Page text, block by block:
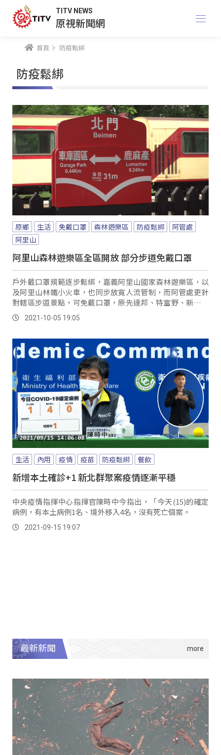
TITV NEWS
原視新聞網
首頁 防疫鬆綁
防疫鬆綁
原鄉 生活 免戴口罩 森林遊樂區 防疫鬆綁
阿管處
阿里山
阿里山森林遊樂區全區開放 部分步道免戴口罩
戶外戴口罩規範逐步鬆綁，嘉義阿里山國家森林遊樂區，以
及阿里山林鐵小火車，也同步放寬人流管制，而阿管處更針
對轄區步道景點，可免戴口罩，原先達邦、特富野、新美、
樂野村等，因擔心疫情未穩定，部分景點不希望民...。
2021-10-05 19:05
生活 內用 疫情 疫苗 防疫鬆綁 餐飲
新增本土確診+1 新北群聚案疫情逐漸平穩
中央疫情指揮中心指揮官陳時中今指出，「今天(15)的確定
病例，有本土病例1名、境外移入4名，沒有死亡個案。
2021-09-15 19:07
最新新聞